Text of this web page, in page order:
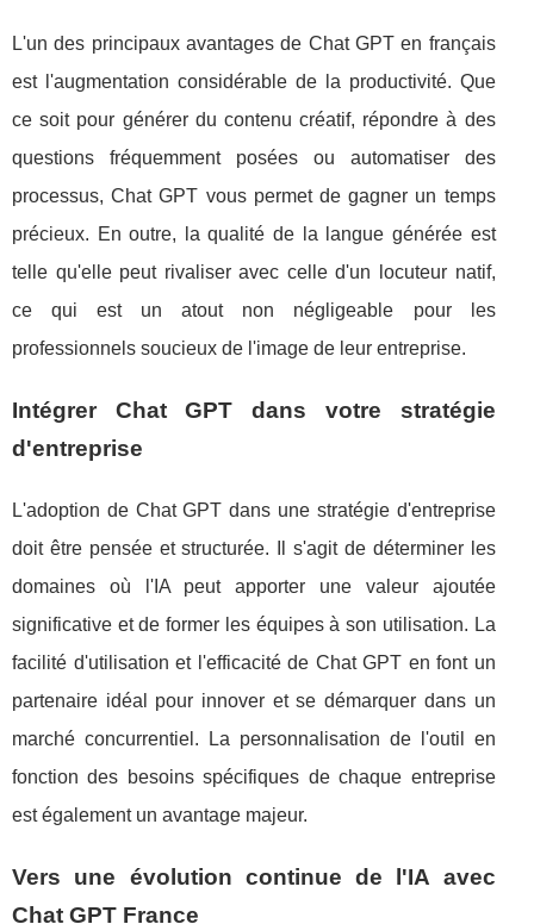
L'un des principaux avantages de Chat GPT en français
est l'augmentation considérable de la productivité. Que
ce soit pour générer du contenu créatif, répondre à des
questions fréquemment posées ou automatiser des
processus, Chat GPT vous permet de gagner un temps
précieux. En outre, la qualité de la langue générée est
telle qu'elle peut rivaliser avec celle d'un locuteur natif,
ce qui est un atout non négligeable pour les
professionnels soucieux de l'image de leur entreprise.
Intégrer Chat GPT dans votre stratégie
d'entreprise
L'adoption de Chat GPT dans une stratégie d'entreprise
doit être pensée et structurée. Il s'agit de déterminer les
domaines où l'IA peut apporter une valeur ajoutée
significative et de former les équipes à son utilisation. La
facilité d'utilisation et l'efficacité de Chat GPT en font un
partenaire idéal pour innover et se démarquer dans un
marché concurrentiel. La personnalisation de l'outil en
fonction des besoins spécifiques de chaque entreprise
est également un avantage majeur.
Vers une évolution continue de l'IA avec
Chat GPT France